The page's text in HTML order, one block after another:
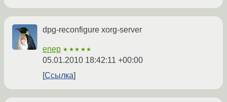
dpg-reconfigure xorg-server
enep ★★★★★
05.01.2010 18:42:11 +00:00
Ссылка